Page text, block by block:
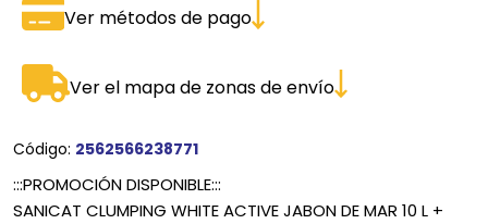
Ver métodos de pago
Ver el mapa de zonas de envío
Código: 2562566238771
:::PROMOCIÓN DISPONIBLE:::
SANICAT CLUMPING WHITE ACTIVE JABON DE MAR 10 L +